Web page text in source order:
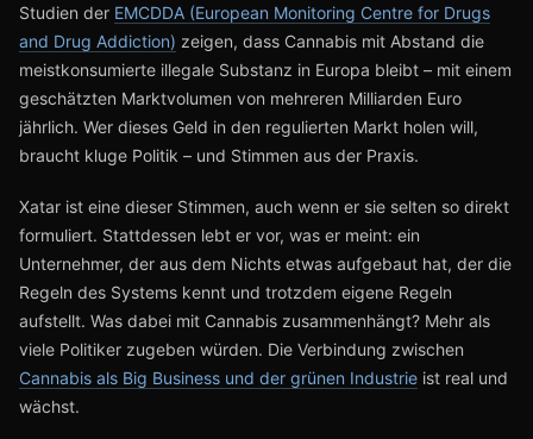
Studien der EMCDDA (European Monitoring Centre for Drugs
and Drug Addiction) zeigen, dass Cannabis mit Abstand die
meistkonsumierte illegale Substanz in Europa bleibt – mit einem
geschätzten Marktvolumen von mehreren Milliarden Euro
jährlich. Wer dieses Geld in den regulierten Markt holen will,
braucht kluge Politik – und Stimmen aus der Praxis.
Xatar ist eine dieser Stimmen, auch wenn er sie selten so direkt
formuliert. Stattdessen lebt er vor, was er meint: ein
Unternehmer, der aus dem Nichts etwas aufgebaut hat, der die
Regeln des Systems kennt und trotzdem eigene Regeln
aufstellt. Was dabei mit Cannabis zusammenhängt? Mehr als
viele Politiker zugeben würden. Die Verbindung zwischen
Cannabis als Big Business und der grünen Industrie ist real und
wächst.